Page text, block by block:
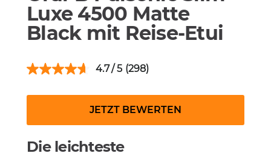
Luxe 4500 Matte
Black mit Reise-Etui
4.7 (298)
JETZT BEWERTEN
Die leichteste